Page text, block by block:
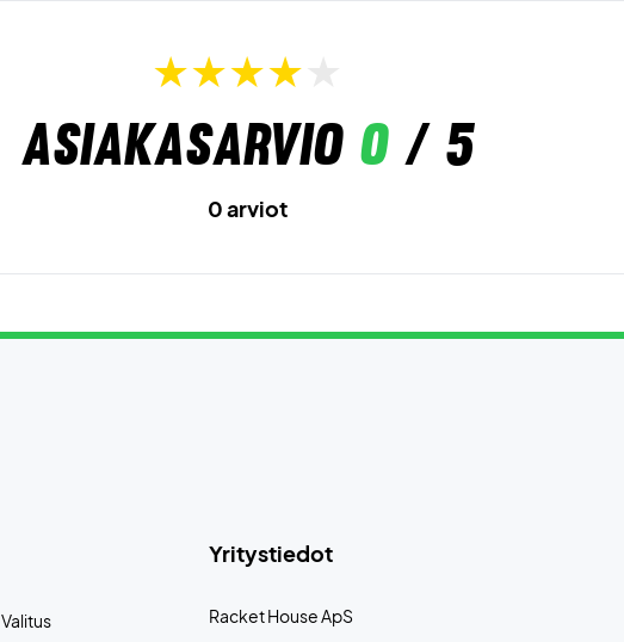
Asiakasarvio 0/ 5
0 arviot
Yritystiedot
Racket House ApS
Valitus